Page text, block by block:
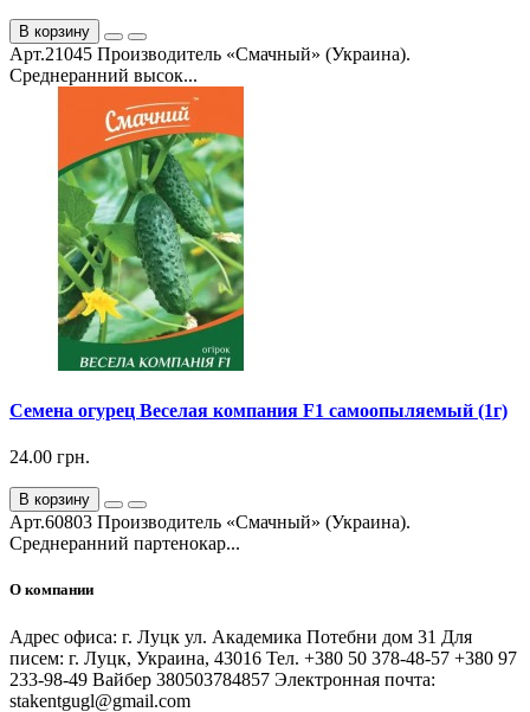
В корзину
Арт.21045 Производитель «Смачный» (Украина).
Среднеранний высок...
Семена огурец Веселая компания F1 самоопыляемый (1г)
24.00 грн.
В корзину
Арт.60803 Производитель «Смачный» (Украина).
Среднеранний партенокар...
О компании
Адрес офиса: г. Луцк ул. Академика Потебни дом 31 Для
писем: г. Луцк, Украина, 43016 Тел. +380 50 378-48-57 +380 97
233-98-49 Вайбер 380503784857 Электронная почта:
stakentgugl@gmail.com